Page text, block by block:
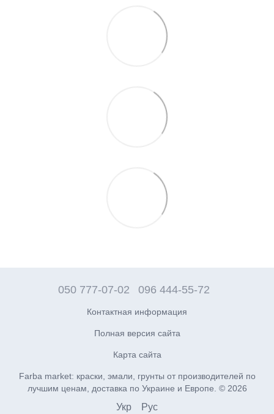
050 777-07-02 096 444-55-72
Контактная информация
Полная версия сайта
Карта сайта
Farba market: краски, эмали, грунты от производителей по
лучшим ценам, доставка по Украине и Европе. © 2026
Укр Рус